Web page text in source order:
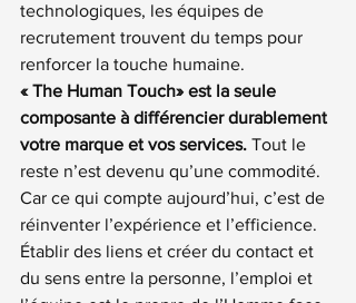
technologiques, les équipes de
recrutement trouvent du temps pour
renforcer la touche humaine.
« The Human Touch» est la seule
composante à différencier durablement
votre marque et vos services. Tout le
reste n’est devenu qu’une commodité.
Car ce qui compte aujourd’hui, c’est de
réinventer l’expérience et l’efficience.
Établir des liens et créer du contact et
du sens entre la personne, l’emploi et